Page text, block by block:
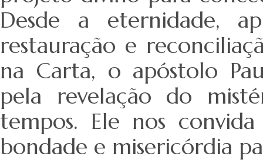
Desde a eternidade,
restauração e
na Carta, o apóstolo
pela revelação do
tempos. Ele nos
bondade e misericórdia